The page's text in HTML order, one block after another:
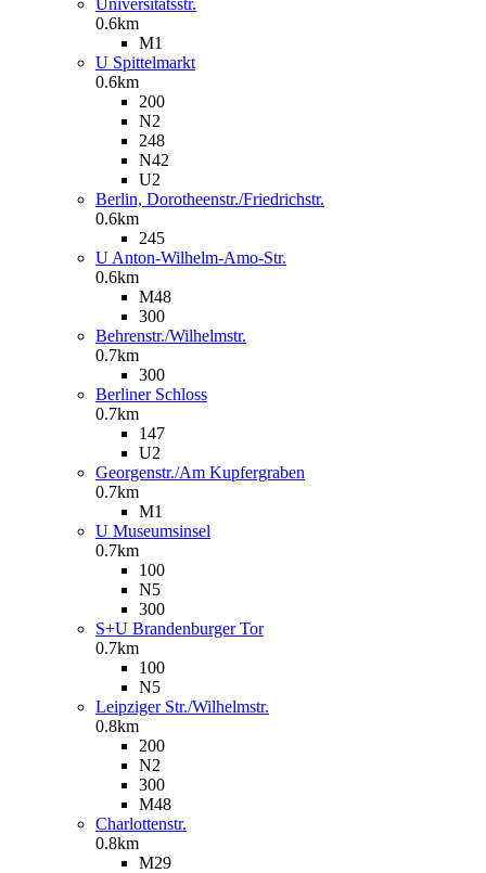
0.6km
M1
U Spittelmarkt
0.6km
200
N2
248
N42
U2
Berlin, Dorotheenstr./Friedrichstr.
0.6km
245
U Anton-Wilhelm-Amo-Str.
0.6km
M48
300
Behrenstr./Wilhelmstr.
0.7km
300
Berliner Schloss
0.7km
147
U2
Georgenstr./Am Kupfergraben
0.7km
M1
U Museumsinsel
0.7km
100
N5
300
S+U Brandenburger Tor
0.7km
100
N5
Leipziger Str./Wilhelmstr.
0.8km
200
N2
300
M48
Charlottenstr.
0.8km
M29